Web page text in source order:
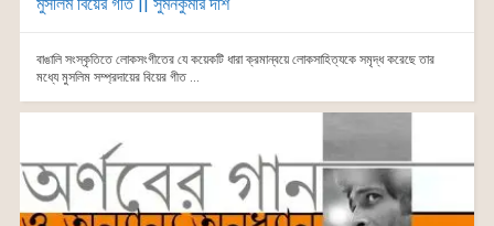
বাঙালি সংস্কৃতিতে লোকসংগীতের যে কয়েকটি ধারা ক্রমান্বয়ে লোকসাহিত্যকে সমৃদ্ধ করেছে তার
মধ্যে মুসলিম সম্প্রদায়ের বিয়ের গীত ...